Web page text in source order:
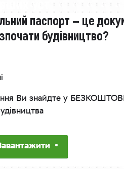
паспорт — це
будівництво?
Ви знайдте у